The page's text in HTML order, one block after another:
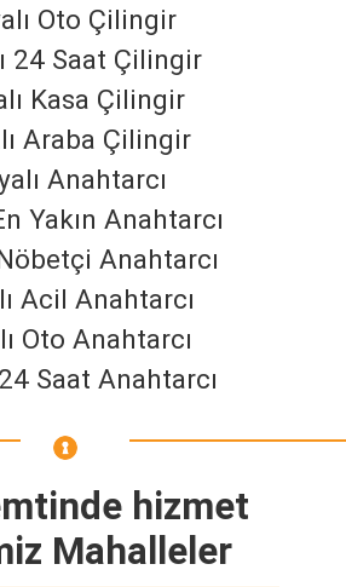
Oto Çilingir
24 Saat Çilingir
Kasa Çilingir
Araba Çilingir
Anahtarcı
Yakın Anahtarcı
Anahtarcı
Acil Anahtarcı
Oto Anahtarcı
Saat Anahtarcı
hizmet
Mahalleler